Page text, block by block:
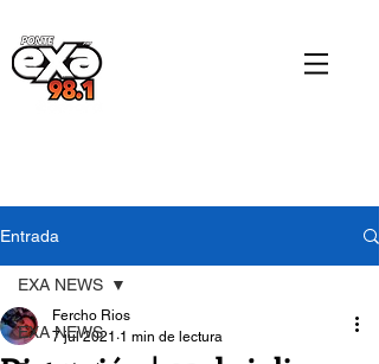
Entrada
EXA NEWS
EXA NEWS
Fercho Rios
7 jul 2021 1 min de lectura